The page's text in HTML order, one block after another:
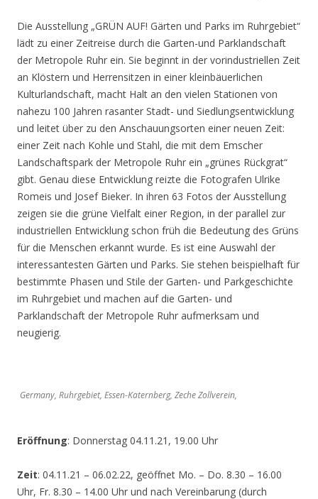
Die Ausstellung „GRÜN AUF! Gärten und Parks im Ruhrgebiet“
lädt zu einer Zeitreise durch die Garten-und Parklandschaft
der Metropole Ruhr ein. Sie beginnt in der vorindustriellen Zeit
an Klöstern und Herrensitzen in einer kleinbäuerlichen
Kulturlandschaft, macht Halt an den vielen Stationen von
nahezu 100 Jahren rasanter Stadt- und Siedlungsentwicklung
und leitet über zu den Anschauungsorten einer neuen Zeit:
einer Zeit nach Kohle und Stahl, die mit dem Emscher
Landschaftspark der Metropole Ruhr ein „grünes Rückgrat“
gibt. Genau diese Entwicklung reizte die Fotografen Ulrike
Romeis und Josef Bieker. In ihren 63 Fotos der Ausstellung
zeigen sie die grüne Vielfalt einer Region, in der parallel zur
industriellen Entwicklung schon früh die Bedeutung des Grüns
für die Menschen erkannt wurde. Es ist eine Auswahl der
interessantesten Gärten und Parks. Sie stehen beispielhaft für
bestimmte Phasen und Stile der Garten- und Parkgeschichte
im Ruhrgebiet und machen auf die Garten- und
Parklandschaft der Metropole Ruhr aufmerksam und
neugierig.
Germany, Ruhrgebiet, Essen-Katernberg, Zeche Zollverein,
Eröffnung: Donnerstag 04.11.21, 19.00 Uhr
Zeit: 04.11.21 – 06.02.22, geöffnet Mo. – Do. 8.30 – 16.00
Uhr, Fr. 8.30 – 14.00 Uhr und nach Vereinbarung (durch